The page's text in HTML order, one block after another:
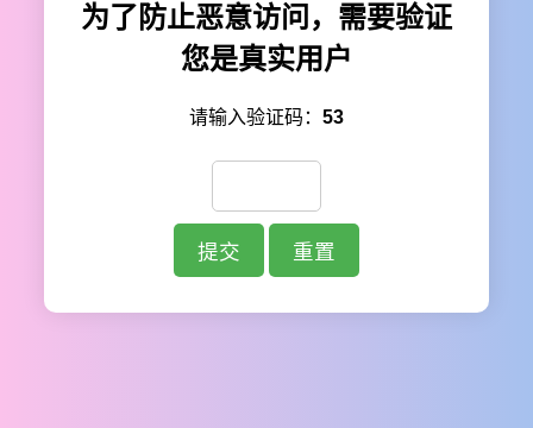
为了防止恶意访问，需要验证
您是真实用户
请输入验证码： 53
提交 重置